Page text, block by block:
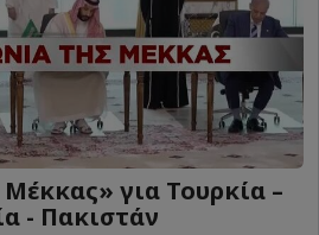
για Τουρκία –
- Πακιστάν